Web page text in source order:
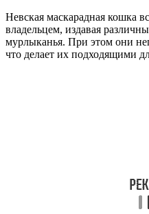
Невская маскарадная кошка
владельцем, издавая
мурлыканья. При этом они
что делает их подходящими